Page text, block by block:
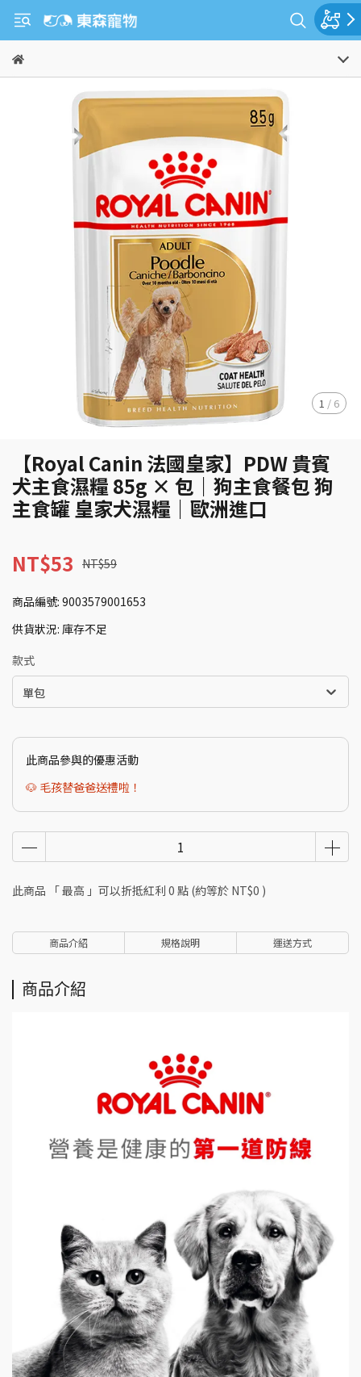
1 / 6
【Royal Canin 法國皇家】PDW 貴賓
犬主食濕糧 85g × 包｜狗主食餐包 狗
主食罐 皇家犬濕糧｜歐洲進口
NT$53 NT$59
商品編號: 9003579001653
供貨狀況: 庫存不足
款式
單包
此商品參與的優惠活動
🐶 毛孩替爸爸送禮啦！
此商品 「 最高 」可以折抵紅利 0 點 (約等於 NT$0 )
商品介紹 規格說明 運送方式
商品介紹